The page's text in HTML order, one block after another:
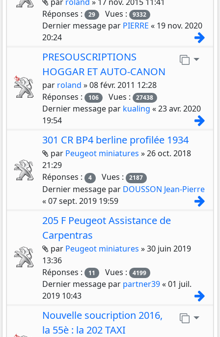
Réponses :
29 Vues : 9332
Dernier message par PIERRE « 19 nov. 2020
20:24
Aller
PRESOUSCRIPTIONS
HOGGAR ET AUTO-CANON
par roland »08 févr. 2011 12:28
Réponses :
106 Vues : 27438
Dernier message par kualing «23 avr. 2020
19:54
301 CR BP4 berline profilée 1934
Pièces jointes
par Peugeot miniatures »26 oct. 2018
21:29
Réponses :
4 Vues : 2187
Dernier message par DOUSSON Jean-Pierre
«07 sept. 2019 19:59
205 F Peugeot Assistance de
Carpentras
Pièces jointes
par Peugeot miniatures »30 juin 2019
13:36
Réponses :
11 Vues : 4199
Dernier message par partner39«01 juil.
2019 10:43
Aller
Nouvelle soucription 2016,
la 55è : la 202 TAXI